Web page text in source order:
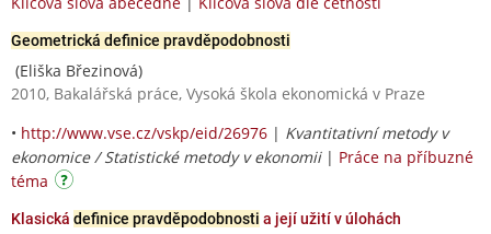
Geometrická definice pravděpodobnosti
(Eliška Březinová)
2010, Bakalářská práce, Vysoká škola ekonomická v Praze
• http://www.vse.cz/vskp/eid/26976 | Kvantitativní metody v
ekonomice / Statistické metody v ekonomii| Práce na příbuzné
téma
Klasická definice pravděpodobnosti a její užití v úlohách